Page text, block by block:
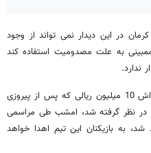
در این دیدار نمی تواند از وجود
به علت مصدومیت استفاده کند
ندارد.
همچنین طبق برنامه ریزی انجام شده پاداش 10 میلیون ریالی که پس از پیروزی
در نظر گرفته شد، امشب طی مراسمی
به بازیکنان این تیم اهدا خواهد